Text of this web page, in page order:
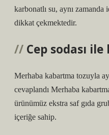
karbonatlı su, aynı
dikkat çekmektedir.
Cep sodası
Merhaba kabartma tozuyla
cevaplandı Merhaba
ürünümüz ekstra saf gıda
içeriğe sahip.